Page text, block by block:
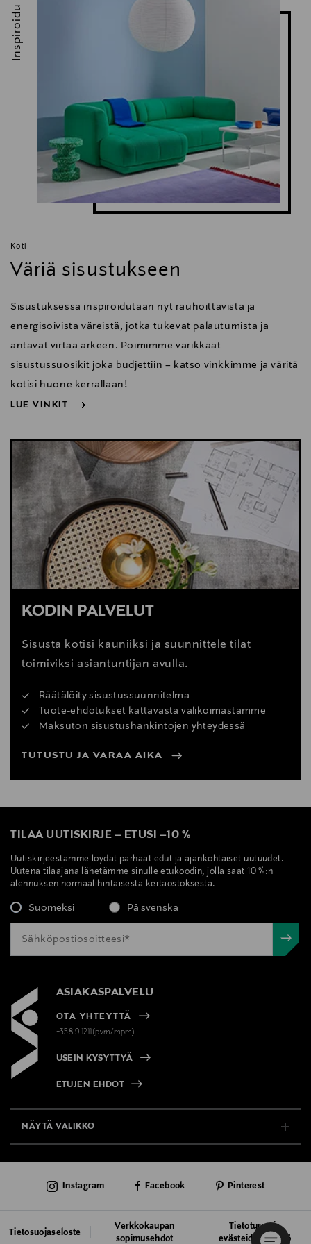
Koti
Väriä sisustukseen
Sisustuksessa inspiroidutaan nyt rauhoittavista ja
energisoivista väreistä, jotka tukevat palautumista ja
antavat virtaa arkeen. Poimimme värikkäät
sisustussuosikit joka budjettiin – katso vinkkimme ja väritä
kotisi huone kerrallaan!
LUE VINKIT
Inspiroidu
LUE VINKIT
KODIN PALVELUT
Sisusta kotisi kauniiksi ja suunnittele tilat
toimiviksi asiantuntijan avulla.
Räätälöity sisustussuunnitelma
Tuote-ehdotukset kattavasta valikoimastamme
Maksuton sisustushankintojen yhteydessä
TUTUSTU JA VARAA AIKA
TILAA UUTISKIRJE – ETUSI –10 %
Uutiskirjeestämme löydät parhaat edut ja ajankohtaiset uutuudet.
Uutena tilaajana lähetämme sinulle etukoodin, jolla saat 10 %:n
alennuksen normaalihintaisesta kertaostoksesta.
Suomeksi På svenska
ASIAKASPALVELU
OTA YHTEYTTÄ
+358 9 1211(pvm/mpm)
USEIN KYSYTTYÄ
ETUJEN EHDOT
NÄYTÄ VALIKKO
AJANKOHTAISTA
Tietosuojaseloste
Verkkokaupan
sopimusehdot
Tietoturva ja
evästeiden käyttö
Instagram Facebook Pinterest